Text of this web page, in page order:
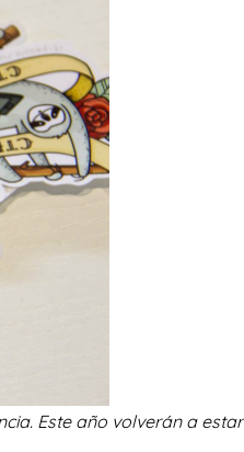
Este año volverán a estar